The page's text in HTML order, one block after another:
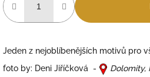
Jeden z nejoblíbenějších motivů pro
foto by: Deni Jiříčková -
Dolomity,